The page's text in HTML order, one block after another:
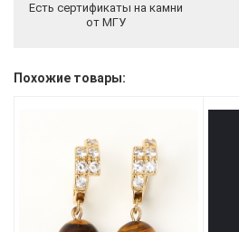
Есть сертификаты на камни
от МГУ
Похожие товары: